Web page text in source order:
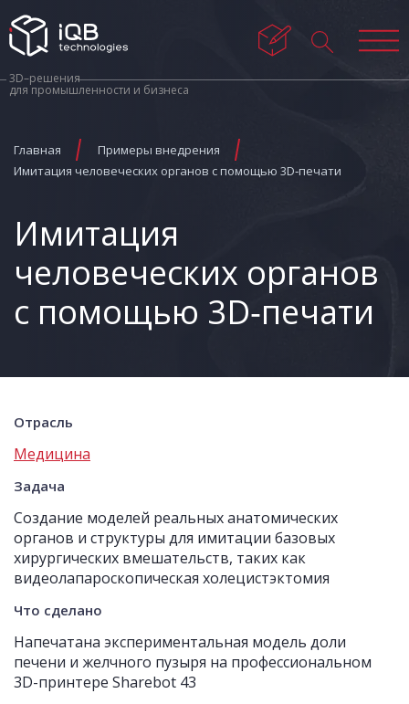
3D–решения
для промышленности и бизнеса
Главная
Примеры внедрения
Имитация человеческих органов с помощью 3D‑печати
Имитация
человеческих органов
с помощью 3D‑печати
Отрасль
Медицина
Задача
Создание моделей реальных анатомических
органов и структуры для имитации базовых
хирургических вмешательств, таких как
видеолапароскопическая холецистэктомия
Что сделано
Напечатана экспериментальная модель доли
печени и желчного пузыря на профессиональном
3D-принтере Sharebot 43